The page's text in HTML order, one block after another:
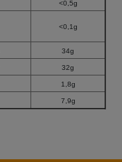
<0,5g
<0,1g
34g
32g
1,8g
7,9g